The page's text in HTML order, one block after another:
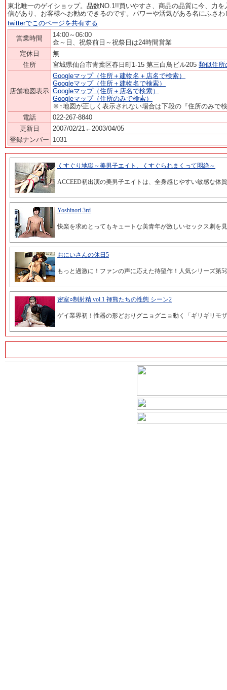
東北唯一のゲイショップ。品数NO.1!!買いやすさ、商品の品質に今、力
信があり、お客様へお勧めできるのです。パワーや活気がある名にふさ
twitterでこのページを共有する
営業時間
14:00～06:00
金～日、祝祭前日～祝祭日は24時間営業
定休日
無
住所
宮城県仙台市青葉区春日町1-15 第三白鳥ビル205 類似住所
店舗地図表示
Googleマップ（住所＋建物名＋店名で検索）
Googleマップ（住所＋建物名で検索）
Googleマップ（住所＋店名で検索）
Googleマップ（住所のみで検索）
※↑地図が正しく表示されない場合は下段の『住所のみで
電話
022-267-8840
更新日
2007/02/21←2003/04/05
登録ナンバー 1031